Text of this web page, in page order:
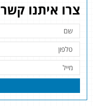
צרו איתנו קשר